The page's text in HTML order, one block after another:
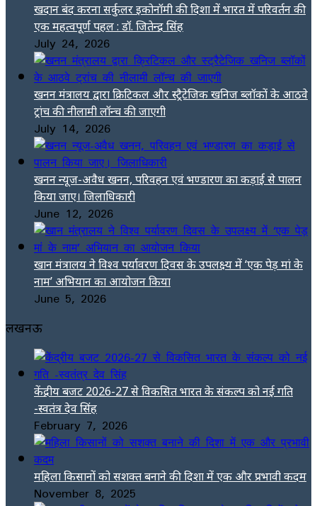
खदान बंद करना सर्कुलर इकोनॉमी की दिशा में भारत में परिवर्तन की
एक महत्वपूर्ण पहल : डॉ. जितेन्द्र सिंह
July 24, 2026
खनन मंत्रालय द्वारा क्रिटिकल और स्ट्रैटेजिक खनिज ब्लॉकों के आठवे
ट्रांच की नीलामी लॉन्च की जाएगी
July 14, 2026
खनन न्यूज-अवैध खनन, परिवहन एवं भण्डारण का कड़ाई से पालन
किया जाए। जिलाधिकारी
June 12, 2026
खान मंत्रालय ने विश्व पर्यावरण दिवस के उपलक्ष्य में ‘एक पेड़ मां के
नाम’ अभियान का आयोजन किया
June 5, 2026
लखनऊ
केंद्रीय बजट 2026-27 से विकसित भारत के संकल्प को नई गति
-स्वतंत्र देव सिंह
February 7, 2026
महिला किसानों को सशक्त बनाने की दिशा में एक और प्रभावी कदम
November 8, 2025